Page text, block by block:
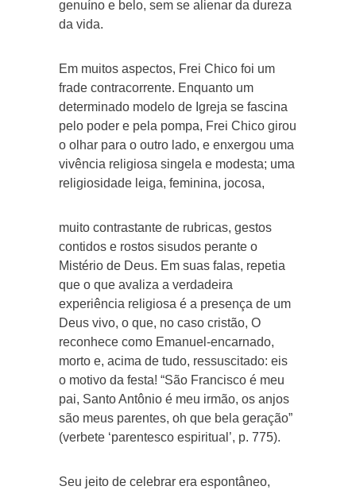
genuíno e belo, sem se alienar da dureza
da vida.
Em muitos aspectos, Frei Chico foi um
frade contracorrente. Enquanto um
determinado modelo de Igreja se fascina
pelo poder e pela pompa, Frei Chico girou
o olhar para o outro lado, e enxergou uma
vivência religiosa singela e modesta; uma
religiosidade leiga, feminina, jocosa,
muito contrastante de rubricas, gestos
contidos e rostos sisudos perante o
Mistério de Deus. Em suas falas, repetia
que o que avaliza a verdadeira
experiência religiosa é a presença de um
Deus vivo, o que, no caso cristão, O
reconhece como Emanuel-encarnado,
morto e, acima de tudo, ressuscitado: eis
o motivo da festa! “São Francisco é meu
pai, Santo Antônio é meu irmão, os anjos
são meus parentes, oh que bela geração”
(verbete ‘parentesco espiritual’, p. 775).
Seu jeito de celebrar era espontâneo,